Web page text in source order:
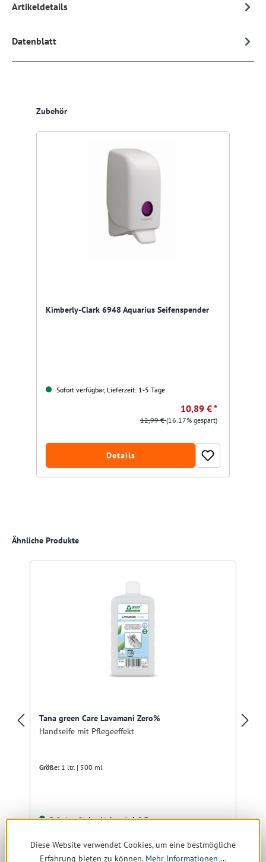
Artikeldetails
Datenblatt
Produktgalerie überspringen
Zubehör
Kimberly-Clark 6948 Aquarius Seifenspender
Sofort verfügbar, Lieferzeit: 1-5 Tage
10,89 € *
12,99 €(16.17% gespart)
Details
Produktgalerie überspringen
Ähnliche Produkte
Tana green Care Lavamani Zero%
Handseife mit Pflegeeffekt
Größe: 1 ltr. | 500 ml
Sofort verfügbar, Lieferzeit: 1-5 Tage
5,15 €(21.36% gespart)
Diese Website verwendet Cookies, um eine bestmögliche
Erfahrung bieten zu können. Mehr Informationen ...